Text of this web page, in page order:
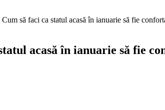
să faci ca statul acasă în ianuarie să fie
acasă în ianuarie să fie